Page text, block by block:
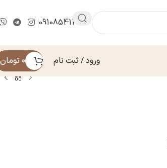
09108541430
ورود / ثبت نام ۰تومان